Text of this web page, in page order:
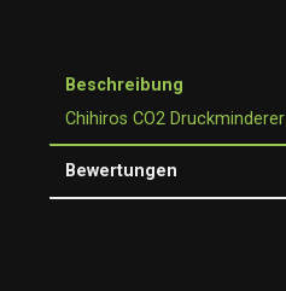
Beschreibung
Chihiros CO2 Druckminderer
Bewertungen